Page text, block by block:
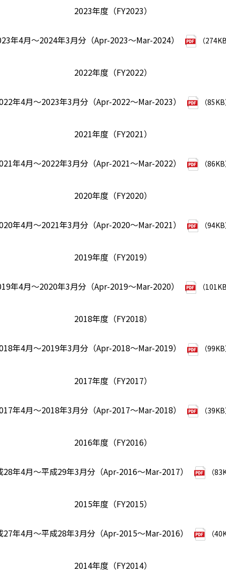
2023年度（FY2023）
年4月～2024年3月分（Apr-2023～Mar-2024） （
2022年度（FY2022）
年4月～2023年3月分（Apr-2022～Mar-2023） （
2021年度（FY2021）
年4月～2022年3月分（Apr-2021～Mar-2022） （
2020年度（FY2020）
年4月～2021年3月分（Apr-2020～Mar-2021） （
2019年度（FY2019）
年4月～2020年3月分（Apr-2019～Mar-2020） （
2018年度（FY2018）
年4月～2019年3月分（Apr-2018～Mar-2019） （
2017年度（FY2017）
年4月～2018年3月分（Apr-2017～Mar-2018） （
2016年度（FY2016）
28年4月～平成29年3月分（Apr-2016～Mar-2017） （
2015年度（FY2015）
27年4月～平成28年3月分（Apr-2015～Mar-2016） （
2014年度（FY2014）